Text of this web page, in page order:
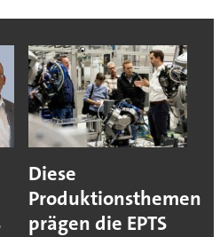
Diese
Produktionsthemen
prägen die EPTS